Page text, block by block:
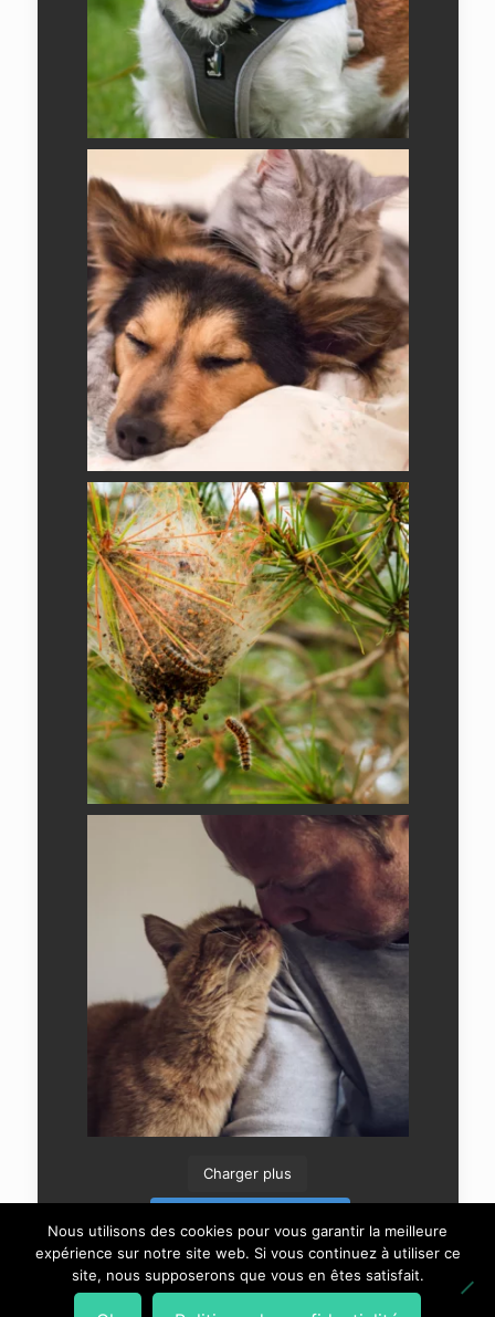
Charger plus
Nous utilisons des cookies pour vous garantir la meilleure
expérience sur notre site web. Si vous continuez à utiliser ce
site, nous supposerons que vous en êtes satisfait.